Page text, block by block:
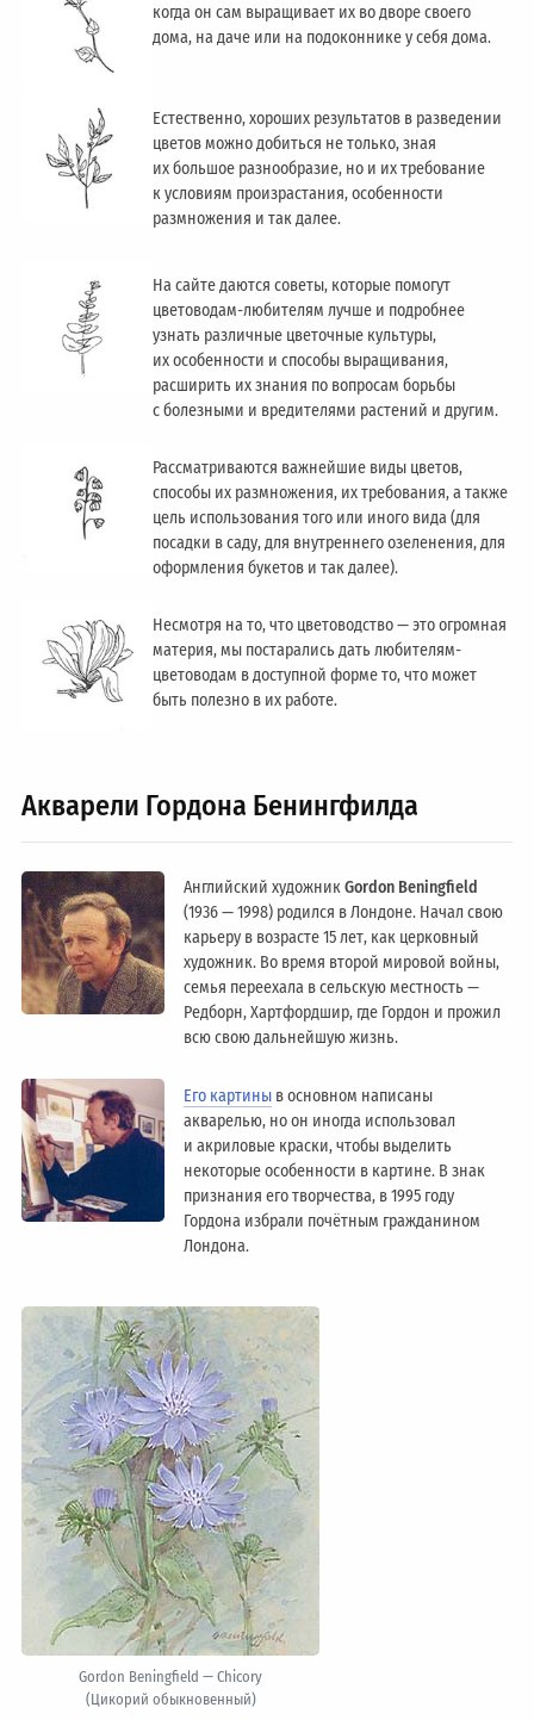
когда он сам выращивает их во дворе своего
дома, на даче или на подоконнике у себя дома.
Естественно, хороших результатов в разведении
цветов можно добиться не только, зная
их большое разнообразие, но и их требование
к условиям произрастания, особенности
размножения и так далее.
На сайте даются советы, которые помогут
цветоводам-любителям лучше и подробнее
узнать различные цветочные культуры,
их особенности и способы выращивания,
расширить их знания по вопросам борьбы
с болезными и вредителями растений и другим.
Рассматриваются важнейшие виды цветов,
способы их размножения, их требования, а также
цель использования того или иного вида (для
посадки в саду, для внутреннего озеленения, для
оформления букетов и так далее).
Несмотря на то, что цветоводство — это огромная
материя, мы постарались дать любителям-
цветоводам в доступной форме то, что может
быть полезно в их работе.
Акварели Гордона Бенингфилда
Английский художникGordon Beningfield
(1936 — 1998) родился в Лондоне. Начал свою
карьеру в возрасте 15 лет, как церковный
художник. Во время второй мировой войны,
семья переехала в сельскую местность —
Редборн, Хартфордшир, где Гордон и прожил
всю свою дальнейшую жизнь.
Его картины в основном написаны
акварелью, но он иногда использовал
и акриловые краски, чтобы выделить
некоторые особенности в картине. В знак
признания его творчества, в 1995 году
Гордона избрали почётным гражданином
Лондонa.
Gordon Beningfield — Chicory
(Цикорий обыкновенный)